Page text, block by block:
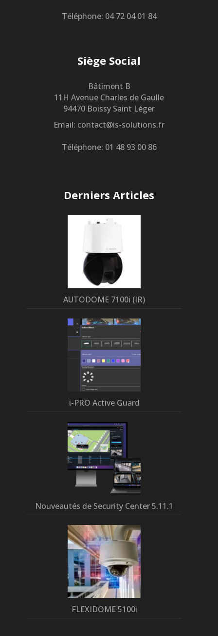
Téléphone: 04 72 04 01 84
Siège Social
Bâtiment B
11H Avenue Charles de Gaulle
94470 Boissy Saint Léger
Email: contact@is-solutions.fr
Téléphone: 01 48 93 00 86
Derniers Articles
AUTODOME 7100i (IR)
i-PRO Active Guard
Nouveautés de Security Center 5.11.1
FLEXIDOME 5100i